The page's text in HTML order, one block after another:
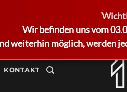
Wir befinden uns vom
weiterhin möglich, werden
KONTAKT